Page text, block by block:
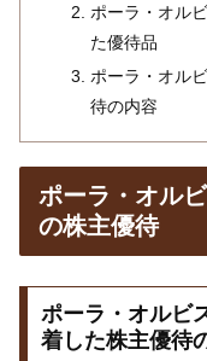
ポーラ・オル
た優待品
ポーラ・オル
待の内容
ポーラ・オル
の株主優待
ポーラ・オルビ
着した株主優待